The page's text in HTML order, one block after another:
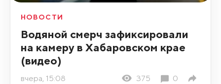
НОВОСТИ
Водяной смерч зафиксировали
на камеру в Хабаровском крае
(видео)
вчера, 15:08 375 0